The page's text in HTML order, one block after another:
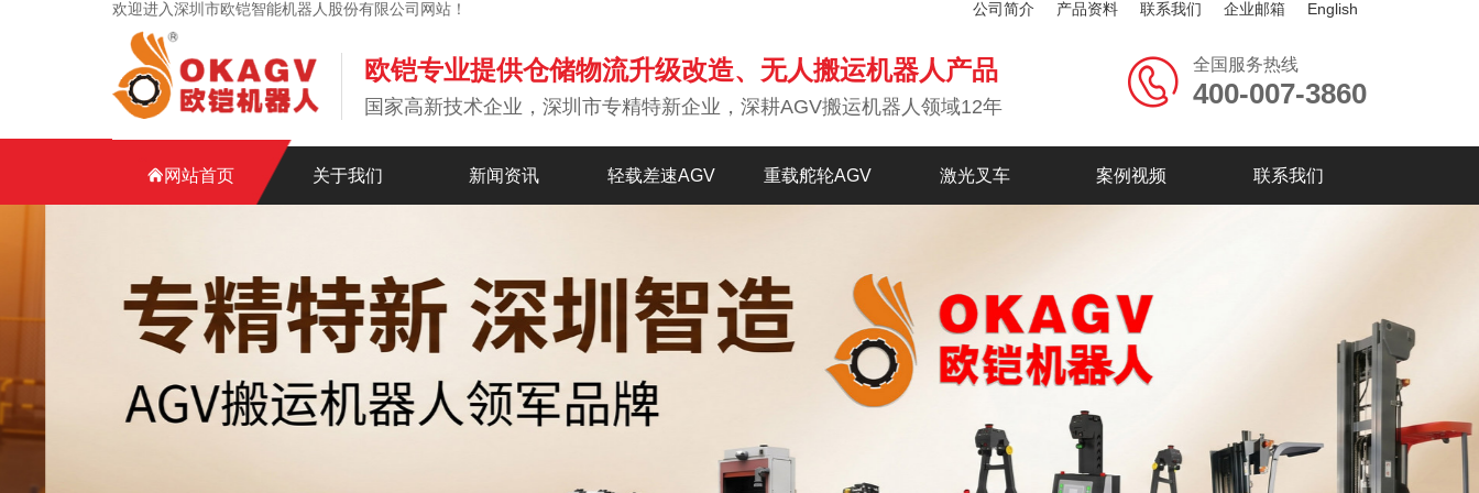
欢迎进入深圳市欧铠智能机器人股份有限公司网站！ 公司简介 产品资料 联系我们 企业邮箱 English
欧铠专业提供仓储物流升级改造、无人搬运机器人产品
国家高新技术企业，深圳市专精特新企业，深耕AGV搬运机器人领域12年
全国服务热线
400-007-3860
网站首页 关于我们 新闻资讯 轻载差速AGV 重载舵轮AGV 激光叉车 案例视频 联系我们